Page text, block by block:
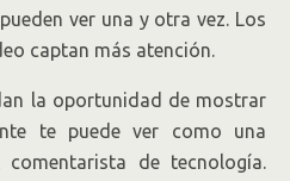
ver una y otra vez. Los
captan más atención.
la oportunidad de mostrar
te puede ver como una
comentarista de tecnología.